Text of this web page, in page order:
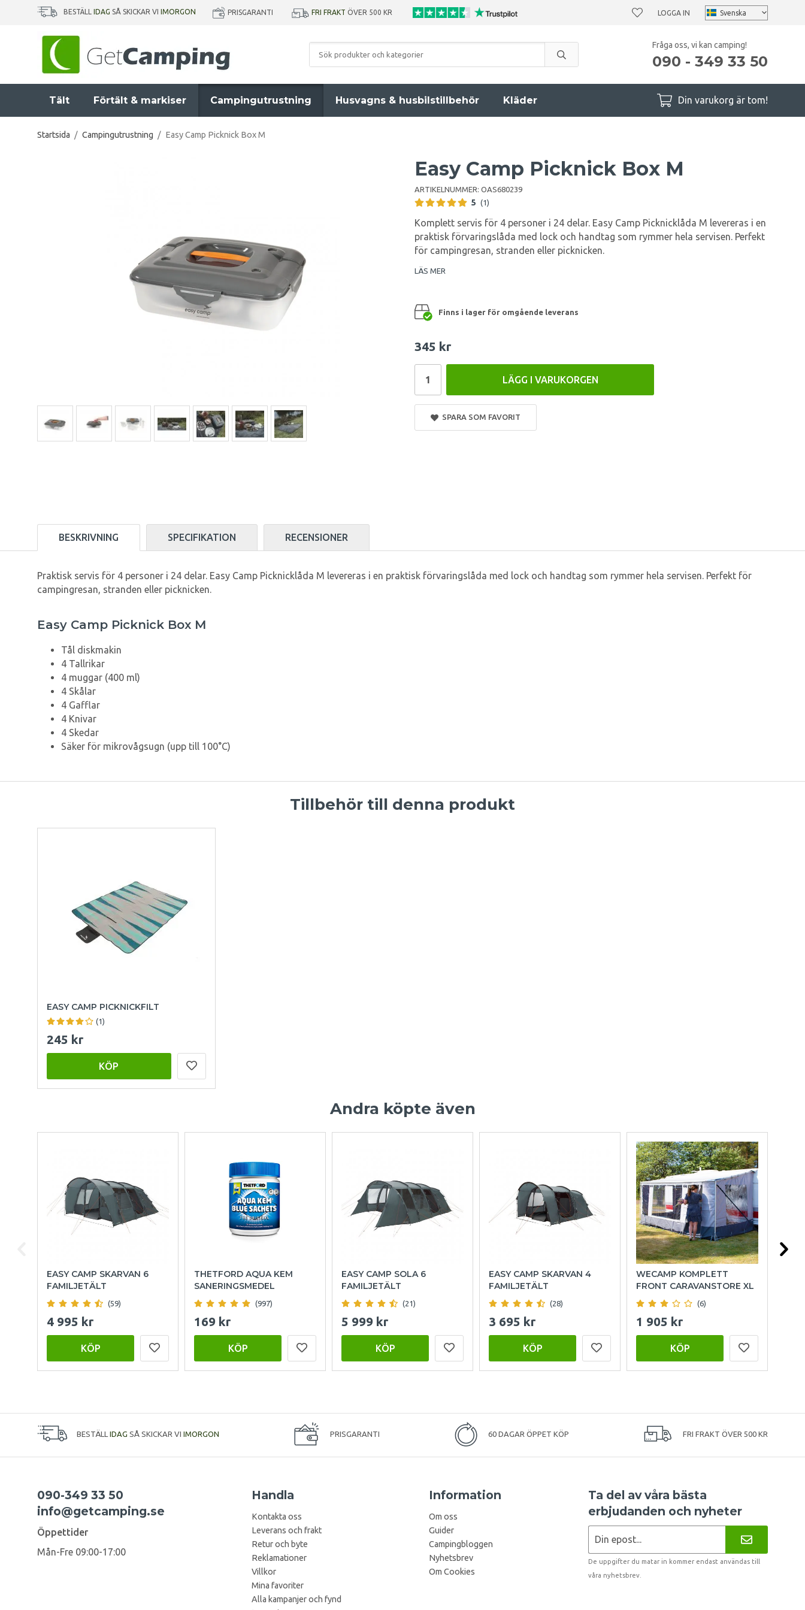
BESTÄLL IDAG SÅ SKICKAR VI IMORGON PRISGARANTI FRI FRAKT ÖVER 500 KR LOGGA IN
Fråga oss, vi kan camping!
090 - 349 33 50
Tält Förtält & markiser Campingutrustning Husvagns & husbilstillbehör Kläder Din varukorg är tom!
Startsida / Campingutrustning / Easy Camp Picknick Box M
Easy Camp Picknick Box M
ARTIKELNUMMER: OAS680239
5 (1)
Komplett servis för 4 personer i 24 delar. Easy Camp Picknicklåda M levereras i en
praktisk förvaringslåda med lock och handtag som rymmer hela servisen. Perfekt
för campingresan, stranden eller picknicken.
LÄS MER
Finns i lager för omgående leverans
345 kr
LÄGG I VARUKORGEN
SPARA SOM FAVORIT
BESKRIVNING SPECIFIKATION RECENSIONER
Praktisk servis för 4 personer i 24 delar. Easy Camp Picknicklåda M levereras i en praktisk förvaringslåda med lock och handtag som rymmer hela servisen. Perfekt för
campingresan, stranden eller picknicken.
Easy Camp Picknick Box M
Tål diskmakin
4 Tallrikar
4 muggar (400 ml)
4 Skålar
4 Gafflar
4 Knivar
4 Skedar
Säker för mikrovågsugn (upp till 100°C)
Tillbehör till denna produkt
EASY CAMP PICKNICKFILT
(1)
245 kr
KÖP
Andra köpte även
EASY CAMP SKARVAN 6
FAMILJETÄLT
(59)
4 995 kr
KÖP
THETFORD AQUA KEM
SANERINGSMEDEL
(997)
169 kr
KÖP
EASY CAMP SOLA 6
FAMILJETÄLT
(21)
5 999 kr
KÖP
EASY CAMP SKARVAN 4
FAMILJETÄLT
(28)
3 695 kr
KÖP
WECAMP KOMPLETT
FRONT CARAVANSTORE XL
(6)
1 905 kr
KÖP
BESTÄLL IDAG SÅ SKICKAR VI IMORGON PRISGARANTI 60 DAGAR ÖPPET KÖP FRI FRAKT ÖVER 500 KR
090-349 33 50
info@getcamping.se
Öppettider
Mån-Fre 09:00-17:00
Handla
Kontakta oss
Leverans och frakt
Retur och byte
Reklamationer
Villkor
Mina favoriter
Alla kampanjer och fynd
Information
Om oss
Guider
Campingbloggen
Nyhetsbrev
Om Cookies
Ta del av våra bästa
erbjudanden och nyheter
De uppgifter du matar in kommer endast användas till
våra nyhetsbrev.